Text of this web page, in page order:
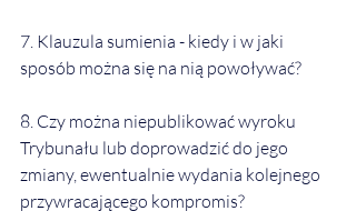
7. Klauzula sumienia - kiedy i w jaki
sposób można się na nią powoływać?
8. Czy można niepublikować wyroku
Trybunału lub doprowadzić do jego
zmiany, ewentualnie wydania kolejnego
przywracającego kompromis?